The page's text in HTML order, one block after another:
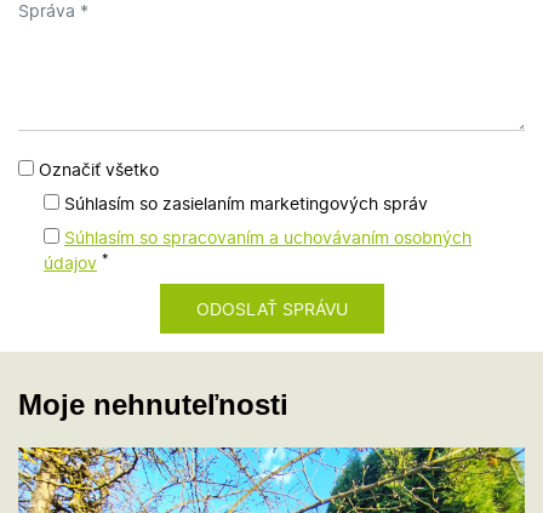
Označiť všetko
Súhlasím so zasielaním marketingových správ
Súhlasím so spracovaním a uchovávaním osobných
údajov *
Moje nehnuteľnosti